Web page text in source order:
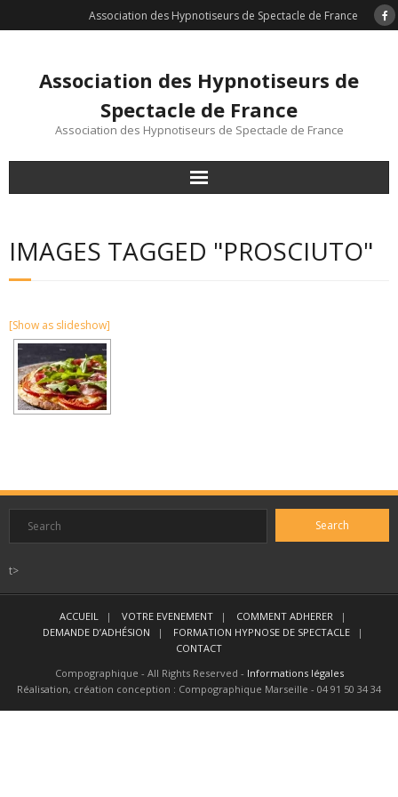
Association des Hypnotiseurs de Spectacle de France
Association des Hypnotiseurs de
Spectacle de France
Association des Hypnotiseurs de Spectacle de France
VOTRE EVENEMENT
DEMANDE D’ADHÉSION
FORMATION HYPNOSE DE SPECTACLE
IMAGES TAGGED "PROSCIUTO"
[Show as slideshow]
t>
ACCUEIL VOTRE EVENEMENT
COMMENT ADHERER
DEMANDE D’ADHÉSION
FORMATION HYPNOSE DE SPECTACLE
CONTACT
Compographique - All Rights Reserved - Informations légales
Réalisation, création conception : Compographique Marseille - 04 91 50 34 34